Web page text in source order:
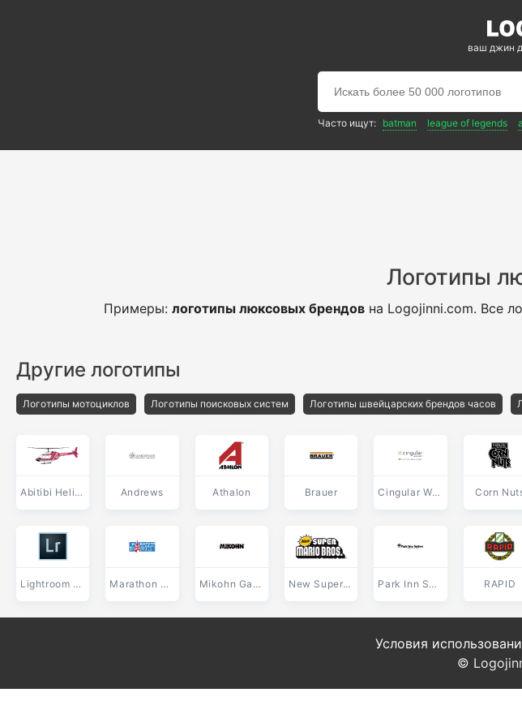
ваш джин
Часто ищут: batman league of legends
Логотипы
Примеры: логотипы люксовых брендов на Logojinni.com. Все
Другие логотипы
Логотипы мотоциклов Логотипы поисковых систем Логотипы швейцарских брендов часов
Abitibi Helicopteres Andrews Athalon Brauer Cingular Wireless Corn
Lightroom CC Marathon De Paris Mikohn Gaming New Super Mario Bros Park Inn Suites RAPID
Условия
©